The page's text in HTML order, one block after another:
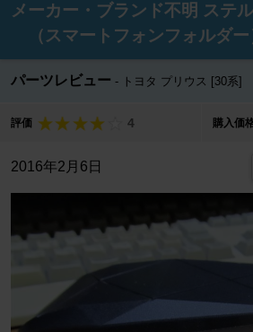
メーカー・ブランド不明 ス
（スマートフォンフォルダー
パーツレビュー トヨタ プリウス [30系]
評価 4 購入価
2016年2月6日